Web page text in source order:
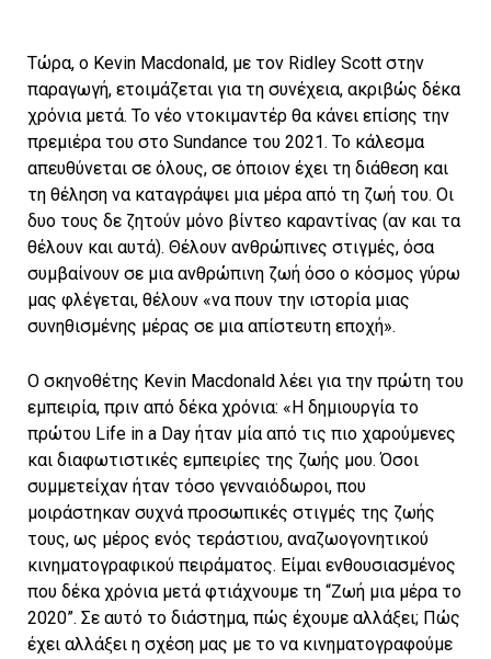
Τώρα, ο Kevin Macdonald, με τον Ridley Scott στην
παραγωγή, ετοιμάζεται για τη συνέχεια, ακριβώς δέκα
χρόνια μετά. Το νέο ντοκιμαντέρ θα κάνει επίσης την
πρεμιέρα του στο Sundance του 2021. Το κάλεσμα
απευθύνεται σε όλους, σε όποιον έχει τη διάθεση και
τη θέληση να καταγράψει μια μέρα από τη ζωή του. Οι
δυο τους δε ζητούν μόνο βίντεο καραντίνας (αν και τα
θέλουν και αυτά). Θέλουν ανθρώπινες στιγμές, όσα
συμβαίνουν σε μια ανθρώπινη ζωή όσο ο κόσμος γύρω
μας φλέγεται, θέλουν «να πουν την ιστορία μιας
συνηθισμένης μέρας σε μια απίστευτη εποχή».
Ο σκηνοθέτης Kevin Macdonald λέει για την πρώτη του
εμπειρία, πριν από δέκα χρόνια: «Η δημιουργία το
πρώτου Life in a Day ήταν μία από τις πιο χαρούμενες
και διαφωτιστικές εμπειρίες της ζωής μου. Όσοι
συμμετείχαν ήταν τόσο γενναιόδωροι, που
μοιράστηκαν συχνά προσωπικές στιγμές της ζωής
τους, ως μέρος ενός τεράστιου, αναζωογονητικού
κινηματογραφικού πειράματος. Είμαι ενθουσιασμένος
που δέκα χρόνια μετά φτιάχνουμε τη “Ζωή μια μέρα το
2020”. Σε αυτό το διάστημα, πώς έχουμε αλλάξει; Πώς
έχει αλλάξει η σχέση μας με το να κινηματογραφούμε